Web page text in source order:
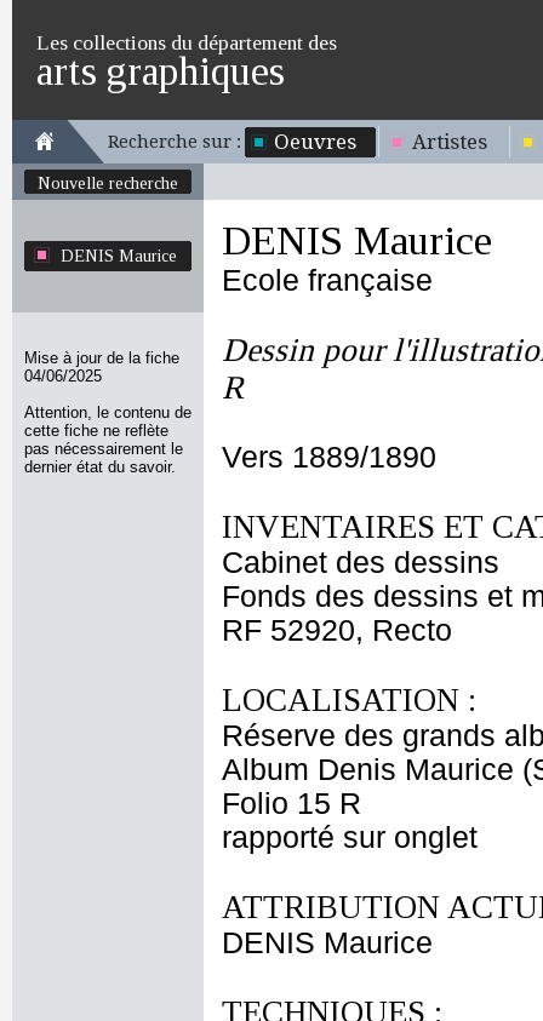
Les collections du département des
arts graphiques
Recherche sur : Oeuvres Artistes
Nouvelle recherche
DENIS Maurice
Mise à jour de la fiche
04/06/2025
Attention, le contenu de
cette fiche ne reflète
pas nécessairement le
dernier état du savoir.
DENIS Maurice
Ecole française
Dessin pour
R
Vers 1889/1890
INVENTAIRES ET
Cabinet des dessins
Fonds des dessins et
RF 52920, Recto
LOCALISATION :
Réserve des grands
Album Denis Maurice
Folio 15 R
rapporté sur onglet
ATTRIBUTION
DENIS Maurice
TECHNIQUES :